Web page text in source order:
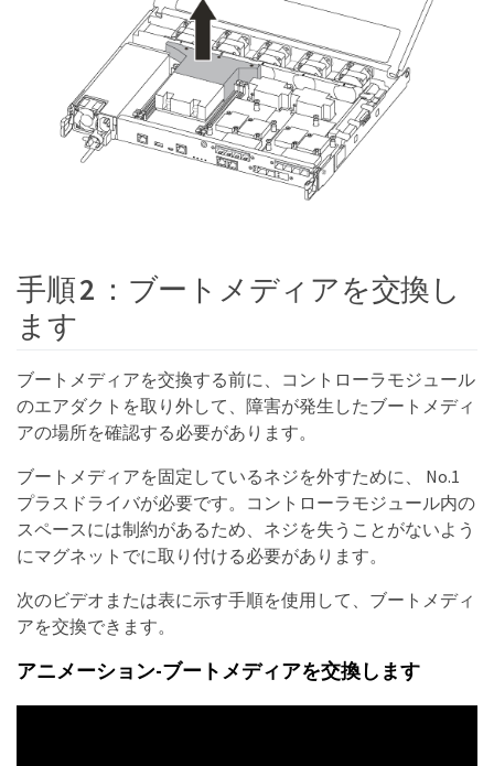
手順 2 ：ブートメディアを交換し
ます
ブートメディアを交換する前に、コントローラモジュール
のエアダクトを取り外して、障害が発生したブートメディ
アの場所を確認する必要があります。
ブートメディアを固定しているネジを外すために、 No.1
プラスドライバが必要です。コントローラモジュール内の
スペースには制約があるため、ネジを失うことがないよう
にマグネットでに取り付ける必要があります。
次のビデオまたは表に示す手順を使用して、ブートメディ
アを交換できます。
アニメーション-ブートメディアを交換します